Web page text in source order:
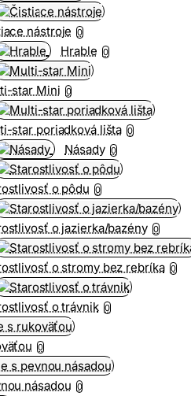
nástroje 0
Hrable 0
star Mini 0
star poriadková lišta 0
Násady 0
o pôdu 0
o jazierka/bazény 0
o stromy bez rebríka 0
o trávnik 0
0
násadou 0